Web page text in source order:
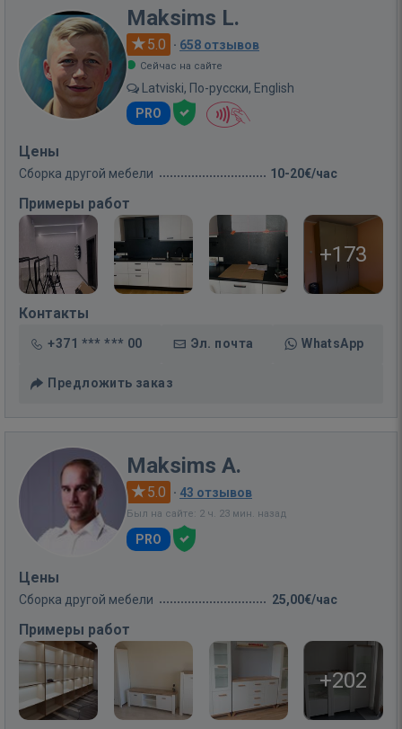
Maksims L.
5.0 · 658 отзывов
Сейчас на сайте
Latviski, По-русски, English
PRO
Цены
Сборка другой мебели 10-20€/час
Примеры работ
+173
Контакты
+371 *** *** 00 Эл. почта WhatsApp
Предложить заказ
Maksims A.
5.0 · 43 отзывов
Был на сайте: 2 ч. 23 мин. назад
PRO
Цены
Сборка другой мебели 25,00€/час
Примеры работ
+202